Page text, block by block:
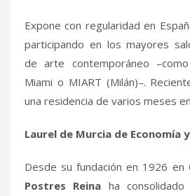
Expone con regularidad en
participando en los mayores
de arte contemporáneo
Miami o MIART (Milán)–.
una residencia de varios meses
Laurel de Murcia de Economía
Desde su fundación en 1926 en
Postres Reina ha